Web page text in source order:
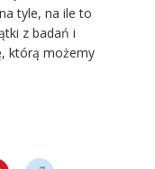
tyle, na ile to
z badań i
którą możemy